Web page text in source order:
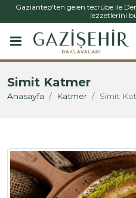
Gaziantep'ten gelen tecrübe ile
lezzetlerini
Simit Katmer
Anasayfa Katmer Simit